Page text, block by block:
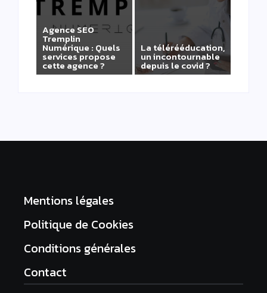
Agence SEO
Tremplin
Numérique : Quels
services propose
cette agence ?
La télérééducation,
un incontournable
depuis le covid ?
Mentions légales
Politique de Cookies
Conditions générales
Contact